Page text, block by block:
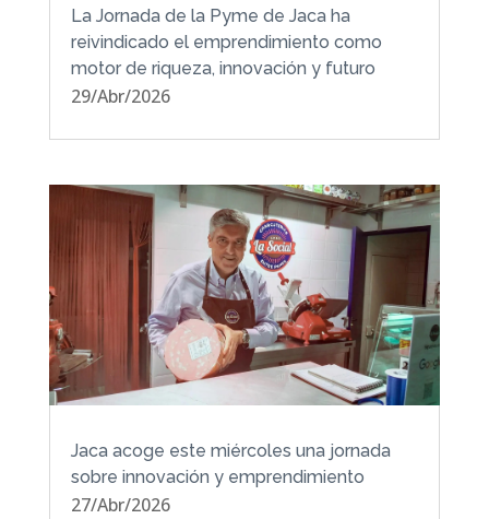
La Jornada de la Pyme de Jaca ha
reivindicado el emprendimiento como
motor de riqueza, innovación y futuro
29/Abr/2026
Jaca acoge este miércoles una jornada
sobre innovación y emprendimiento
27/Abr/2026